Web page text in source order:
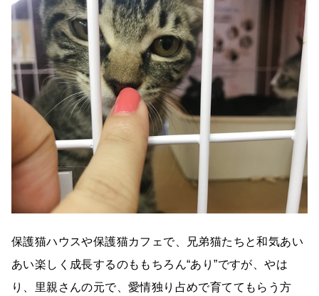
保護猫ハウスや保護猫カフェで、兄弟猫たちと和気あい
あい楽しく成長するのももちろん“あり”ですが、やは
り、里親さんの元で、愛情独り占めで育ててもらう方